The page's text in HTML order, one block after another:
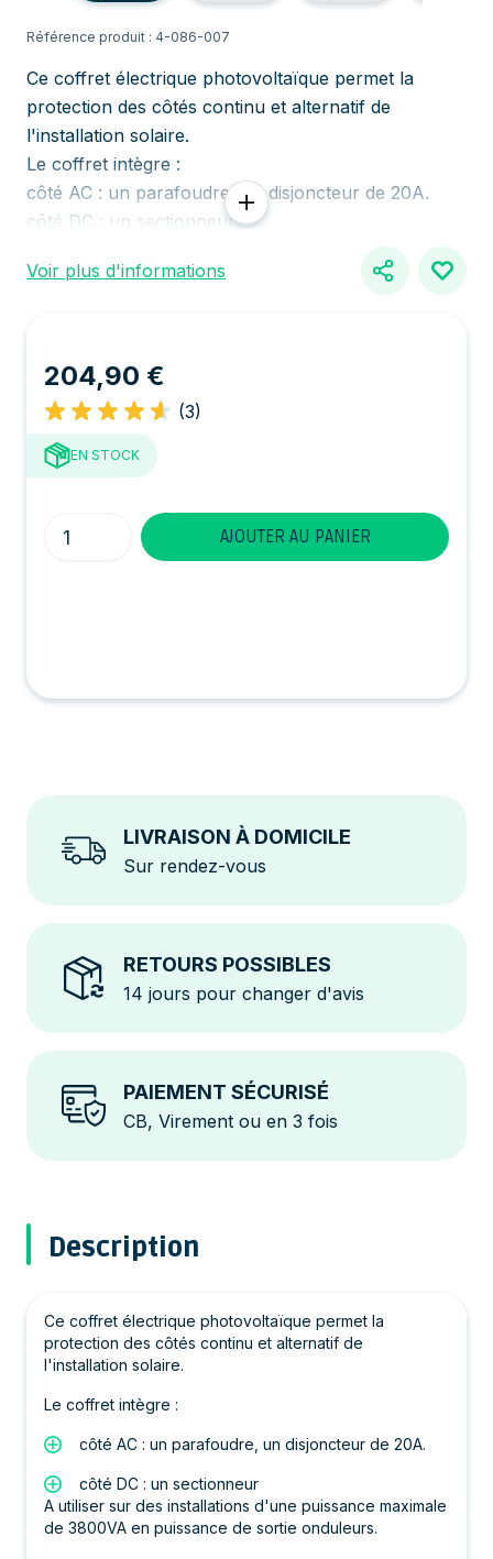
Référence produit : 4-086-007
Ce coffret électrique photovoltaïque permet la
protection des côtés continu et alternatif de
l'installation solaire.
Le coffret intègre :
côté AC : un parafoudre, un disjoncteur de 20A.
côté DC : un sectionneur
maximale de 3800VA en puissance de sortie
onduleurs.
Assemblé en France.
Voir plus d'informations
204,90 €
(3)
EN STOCK
Quantité
AJOUTER AU PANIER
LIVRAISON À DOMICILE
Sur rendez-vous
RETOURS POSSIBLES
14 jours pour changer d'avis
PAIEMENT SÉCURISÉ
CB, Virement ou en 3 fois
Description
Ce coffret électrique photovoltaïque permet la
protection des côtés continu et alternatif de
l'installation solaire.
Le coffret intègre :
côté AC : un parafoudre, un disjoncteur de 20A.
côté DC : un sectionneur
A utiliser sur des installations d'une puissance maximale
de 3800VA en puissance de sortie onduleurs.